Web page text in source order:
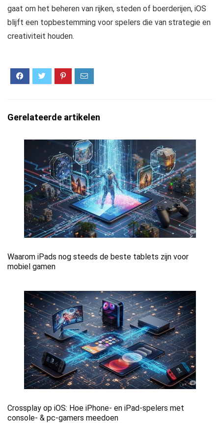
gaat om het beheren van rijken, steden of boerderijen, iOS
blijft een topbestemming voor spelers die van strategie en
creativiteit houden.
Gerelateerde artikelen
Waarom iPads nog steeds de beste tablets zijn voor
mobiel gamen
Crossplay op iOS: Hoe iPhone- en iPad-spelers met
console- & pc-gamers meedoen